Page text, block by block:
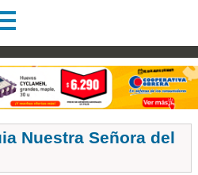
Nuestra Señora del